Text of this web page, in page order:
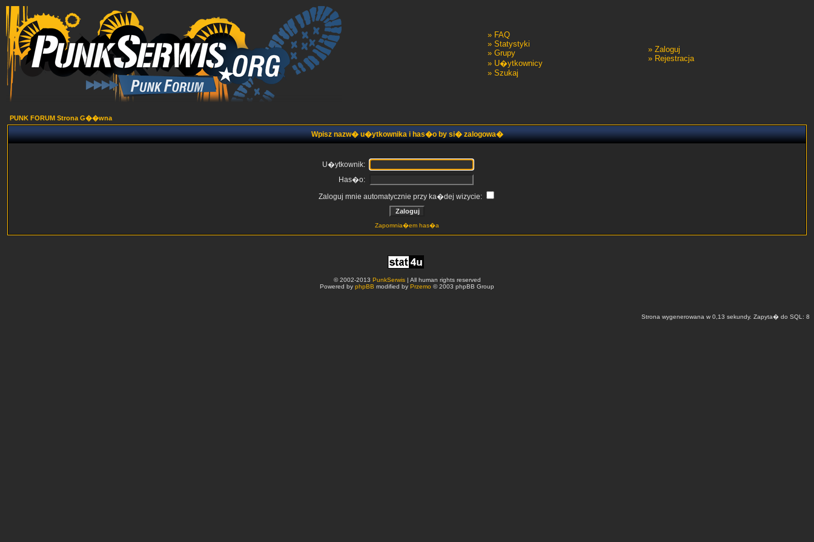
» FAQ
» Statystyki
» Grupy
» U�ytkownicy
» Szukaj
» Zaloguj
» Rejestracja
PUNK FORUM Strona G��wna
Wpisz nazw� u�ytkownika i has�o by si� zalogowa�
U�ytkownik:
Has�o:
Zaloguj mnie automatycznie przy ka�dej wizycie:
Zapomnia�em has�a
© 2002-2013 PunkSerwis| All human rights reserved
Powered by phpBB modified by Przemo © 2003 phpBB Group
Strona wygenerowana w 0,13 sekundy. Zapyta� do SQL: 8